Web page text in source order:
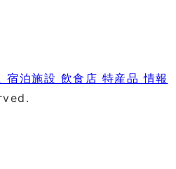
宿泊施設 飲食店 特産品 情報